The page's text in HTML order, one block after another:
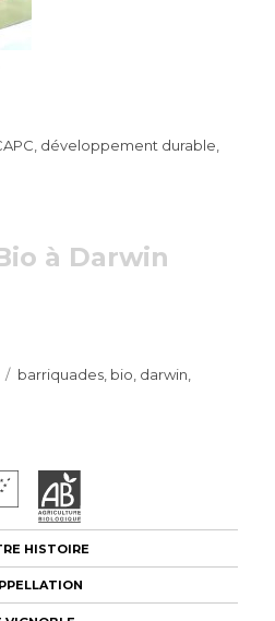
, développement durable,
à Darwin
Étiquettes
barriquades, bio, darwin,
HISTOIRE